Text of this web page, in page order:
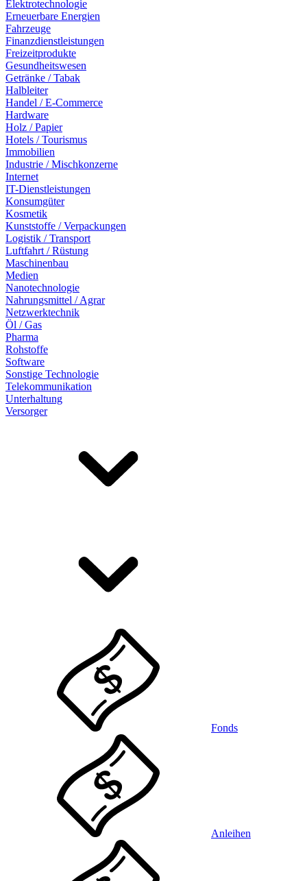
Elektrotechnologie
Erneuerbare Energien
Fahrzeuge
Finanzdienstleistungen
Freizeitprodukte
Gesundheitswesen
Getränke / Tabak
Halbleiter
Handel / E-Commerce
Hardware
Holz / Papier
Hotels / Tourismus
Immobilien
Industrie / Mischkonzerne
Internet
IT-Dienstleistungen
Konsumgüter
Kosmetik
Kunststoffe / Verpackungen
Logistik / Transport
Luftfahrt / Rüstung
Maschinenbau
Medien
Nanotechnologie
Nahrungsmittel / Agrar
Netzwerktechnik
Öl / Gas
Pharma
Rohstoffe
Software
Sonstige Technologie
Telekommunikation
Unterhaltung
Versorger
Fonds
Anleihen